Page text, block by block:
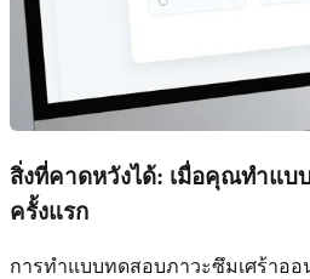
สิ่งที่คาดหวังได้: เมื่อคุณทำแบ
ครั้งแรก
การทำแบบทดสอบภาวะซึมเศร้าออ